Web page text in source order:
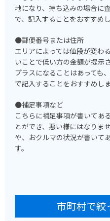
地になり、持ち込みの場合に
で、記入することをおすすめ
●郵便番号または住所
エリアによっては値段が変わ
いことで低い方の金額が提示
プラスになることはあっても
で記入することをおすすめし
●補足事項など
こちらに補足事項が書いてあ
とができ、悪い様にはなりま
や、おクルマの状況が書いて
す。
市町村で絞